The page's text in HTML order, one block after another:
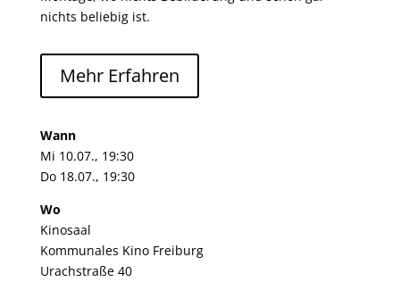
nichts beliebig ist.
Mehr Erfahren
Wann
Mi 10.07., 19:30
Do 18.07., 19:30​
Wo
Kinosaal
Kommunales Kino Freiburg
Urachstraße 40